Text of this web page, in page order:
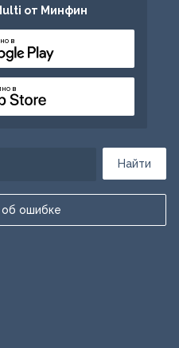
Найти
ошибке
от Минфин
в
в